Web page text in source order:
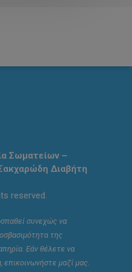
Σωματείων –
Διαβήτη
reserved.
συνεχώς να
της
Εάν θέλετε να
μαζί μας.